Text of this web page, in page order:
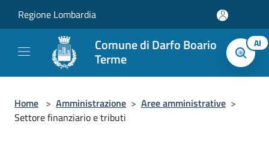
Regione Lombardia
Comune di Darfo Boario
Terme
AI
Home > Amministrazione > Aree amministrative >
Settore finanziario e tributi